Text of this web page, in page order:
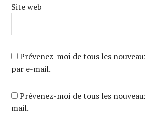
Site web
Prévenez-moi de tous les
par e-mail.
Prévenez-moi de tous les
mail.